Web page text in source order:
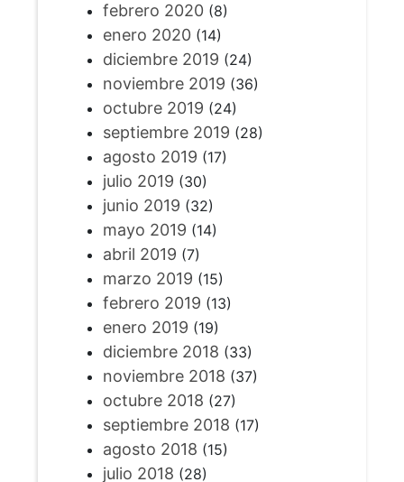
febrero 2020(8)
enero 2020(14)
diciembre 2019 (24)
noviembre 2019 (36)
octubre 2019 (24)
septiembre 2019 (28)
agosto 2019 (17)
julio 2019 (30)
junio 2019 (32)
mayo 2019 (14)
abril 2019 (7)
marzo 2019 (15)
febrero 2019 (13)
enero 2019 (19)
diciembre 2018 (33)
noviembre 2018 (37)
octubre 2018 (27)
septiembre 2018 (17)
agosto 2018 (15)
julio 2018 (28)